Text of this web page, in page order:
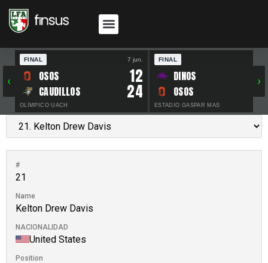
‹
FINAL 7 jun.
OSOS 12
CAUDILLOS 24
OLÍMPICO UACH
FINAL
DINOS
OSOS
ESTADIO GASPAR MAS
›
#
21
Name
Kelton Drew Davis
NACIONALIDAD
United States
Position